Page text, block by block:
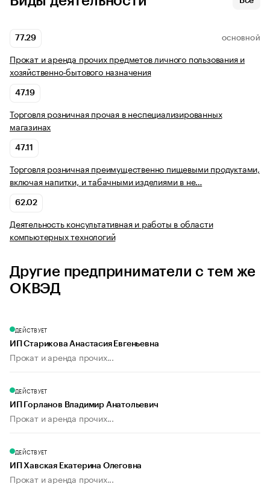
77.29 ОСНОВНОЙ
Прокат и аренда прочих предметов личного пользования и
хозяйственно-бытового назначения
47.19
Торговля розничная прочая в неспециализированных
магазинах
47.11
Торговля розничная преимущественно пищевыми продуктами,
включая напитки, и табачными изделиями в не…
62.02
Деятельность консультативная и работы в области
компьютерных технологий
Другие предприниматели с тем же
ОКВЭД
ДЕЙСТВУЕТ
ИП Старикова Анастасия Евгеньевна
Прокат и аренда прочих...
ДЕЙСТВУЕТ
ИП Горланов Владимир Анатольевич
Прокат и аренда прочих...
ДЕЙСТВУЕТ
ИП Хавская Екатерина Олеговна
Прокат и аренда прочих...